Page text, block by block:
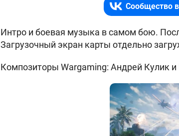
Сообщество
Интро и боевая музыка в самом бою.
Загрузочный экран карты отдельно
Композиторы Wargaming: Андрей Кулик